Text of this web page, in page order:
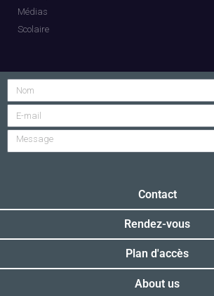
Médias
Scolaire
Contact
Rendez-vous
Plan d'accès
About us
Alternative: